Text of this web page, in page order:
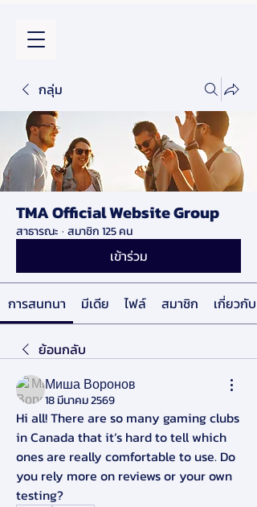
กลุ่ม
TMA Official Website Group
สาธารณะ · สมาชิก 125 คน
เข้าร่วม
การสนทนา มีเดีย ไฟล์ สมาชิก เกี่ยวกับ
ย้อนกลับ
Миша Воронов
18 มีนาคม 2569
Hi all! There are so many gaming clubs
in Canada that it’s hard to tell which
ones are really comfortable to use. Do
you rely more on reviews or your own
testing?